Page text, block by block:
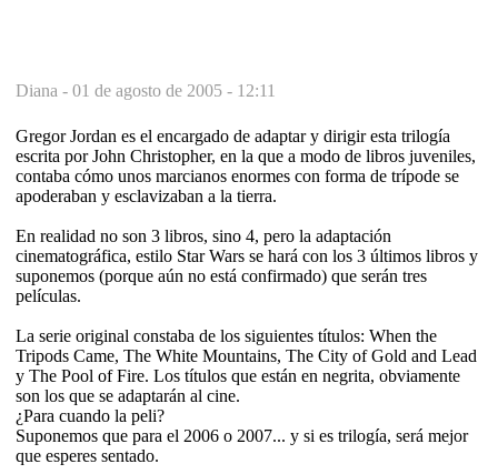
Diana - 01 de agosto de 2005 - 12:11
Gregor Jordan es el encargado de adaptar y dirigir esta trilogía
escrita por John Christopher, en la que a modo de libros juveniles,
contaba cómo unos marcianos enormes con forma de trípode se
apoderaban y esclavizaban a la tierra.
En realidad no son 3 libros, sino 4, pero la adaptación
cinematográfica, estilo Star Wars se hará con los 3 últimos libros y
suponemos (porque aún no está confirmado) que serán tres
películas.
La serie original constaba de los siguientes títulos: When the
Tripods Came, The White Mountains, The City of Gold and Lead
y The Pool of Fire. Los títulos que están en negrita, obviamente
son los que se adaptarán al cine.
¿Para cuando la peli?
Suponemos que para el 2006 o 2007... y si es trilogía, será mejor
que esperes sentado.